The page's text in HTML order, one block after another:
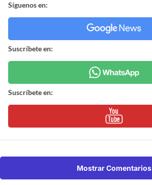
Síguenos en:
Suscríbete en:
Suscríbete en:
Mostrar Comentarios